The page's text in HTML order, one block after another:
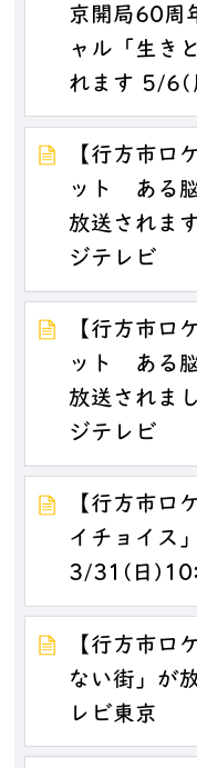
京開局60周
ャル「生き
れます 5/6(
【行方市ロ
ット ある
放送されま
ジテレビ
【行方市ロ
ット ある
放送されま
ジテレビ
【行方市ロ
イチョイス
3/31(日
【行方市ロ
ない街」が
レビ東京